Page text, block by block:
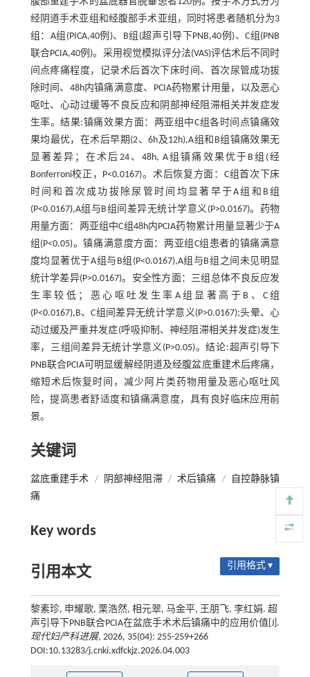
经阴道手术亚组和经腹部手术亚组，同时将患者随机分为3
组：A组(PICA,40例)、B组(超声引导下PNB,40例)、C组(PNB
联合PCIA,40例)。采用视觉模拟评分法(VAS)评估术后不同时
间点疼痛程度，记录术后首次下床时间、首次尿管成功拔
除时间、48h内镇痛满意度、PCIA药物累计用量，以及恶心
呕吐、心动过缓等不良反应和阴部神经阻滞相关并发症发
生率。结果:镇痛效果方面：两亚组中C组各时间点镇痛效
果均最优，在术后早期(2、6h及12h),A组和B组镇痛效果无
显著差异；在术后24、48h, A组镇痛效果优于B组(经
Bonferroni校正，P<0.0167)。术后恢复方面：C组首次下床
时间和首次成功拔除尿管时间均显著早于A组和B组
(P<0.0167),A组与B组间差异无统计学意义(P>0.0167)。药物
用量方面：两亚组中C组48h内PCIA药物累计用量显著少于A
组(P<0.05)。镇痛满意度方面：两亚组C组患者的镇痛满意
度均显著优于A组与B组(P<0.0167),A组与B组之间未见明显
统计学差异(P>0.0167)。安全性方面：三组总体不良反应发
生率较低；恶心呕吐发生率A组显著高于B、C组
(P<0.0167),B、C组间差异无统计学意义(P>0.0167);头晕、心
动过缓及严重并发症(呼吸抑制、神经阻滞相关并发症)发生
率，三组间差异无统计学意义(P>0.05)。结论:超声引导下
PNB联合PCIA可明显缓解经阴道及经腹盆底重建术后疼痛，
缩短术后恢复时间，减少阿片类药物用量及恶心呕吐风
险，提高患者舒适度和镇痛满意度，具有良好临床应用前
景。
关键词
盆底重建手术 / 阴部神经阻滞 / 术后镇痛 /
自控静脉镇
痛
Key words
引用本文 引用格式 ▾
黎素珍, 申耀歌, 栗浩然, 相元翠, 马金平, 王朋飞, 李红娟. 超
声引导下PNB联合PCIA在盆底手术术后镇痛中的应用价值[J].
现代妇产科进展, 2026, 35(04): 255-259+266
DOI:10.13283/j.cnki.xdfckjz.2026.04.003